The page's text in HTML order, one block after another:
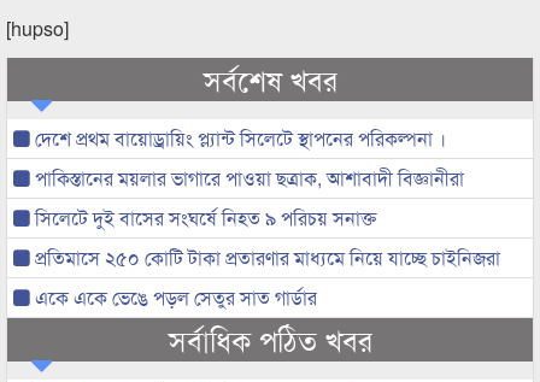
[hupso]
সর্বশেষ খবর
দেশে প্রথম বায়োড্রায়িং প্ল্যান্ট সিলেটে স্থাপনের পরিকল্পনা ।
পাকিস্তানের ময়লার ভাগারে পাওয়া ছত্রাক, আশাবাদী বিজ্ঞানীরা
সিলেটে দুই বাসের সংঘর্ষে নিহত ৯ পরিচয় সনাক্ত
প্রতিমাসে ২৫০ কোটি টাকা প্রতারণার মাধ্যমে নিয়ে যাচ্ছে চাইনিজরা
একে একে ভেঙে পড়ল সেতুর সাত গার্ডার
সর্বাধিক পঠিত খবর